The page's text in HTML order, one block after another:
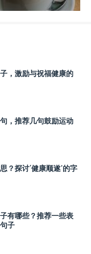
，激励与祝福健康的
，推荐几句鼓励运动
？探讨‘健康顺遂’的字
有哪些？推荐一些表
子